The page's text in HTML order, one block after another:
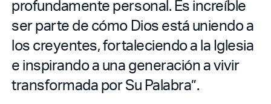
profundamente personal. Es increíble
ser parte de cómo Dios está uniendo a
los creyentes, fortaleciendo a la Iglesia
e inspirando a una generación a vivir
transformada por Su Palabra”.